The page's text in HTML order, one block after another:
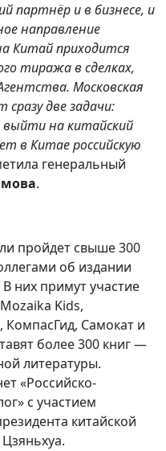
партнёр и в бизнесе, и
направление
Китай приходится
тиража в сделках,
Московская
две задачи:
на китайский
в Китае российскую
генеральный
.
пройдет свыше 300
об издании
них примут участие
Kids,
Самокат и
более 300 книг —
литературы.
«Российско-
с участием
китайской